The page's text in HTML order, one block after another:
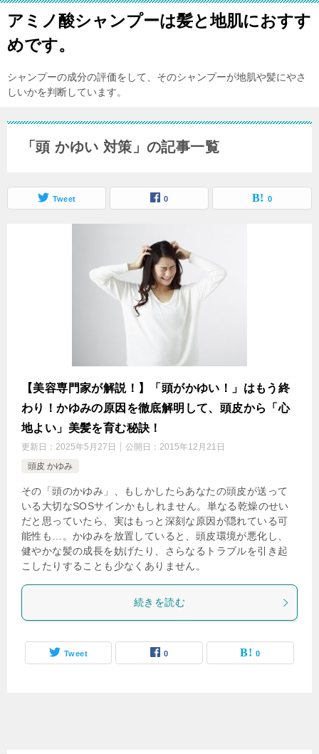
アミノ酸シャンプーは髪と地肌におすす
めです。
シャンプーの成分の評価をして、そのシャンプーが地肌や髪にやさ
しいかを判断しています。
「頭 かゆい 対策」の記事一覧
Tweet 0 0
【美容専門家が解説！】「頭がかゆい！」はもう終
わり！かゆみの原因を徹底解明して、頭皮から「心
地よい」美髪を育む秘訣！
更新日： 2025年5月27日 公開日： 2015年12月21日
頭皮 かゆみ
その「頭のかゆみ」、もしかしたらあなたの頭皮が送って
いる大切なSOSサインかもしれません。単なる乾燥のせい
だと思っていたら、実はもっと深刻な原因が隠れている可
能性も…。かゆみを放置していると、頭皮環境が悪化し、
健やかな髪の成長を妨げたり、さらなるトラブルを引き起
こしたりすることも少なくありません。
続きを読む
Tweet 0 0